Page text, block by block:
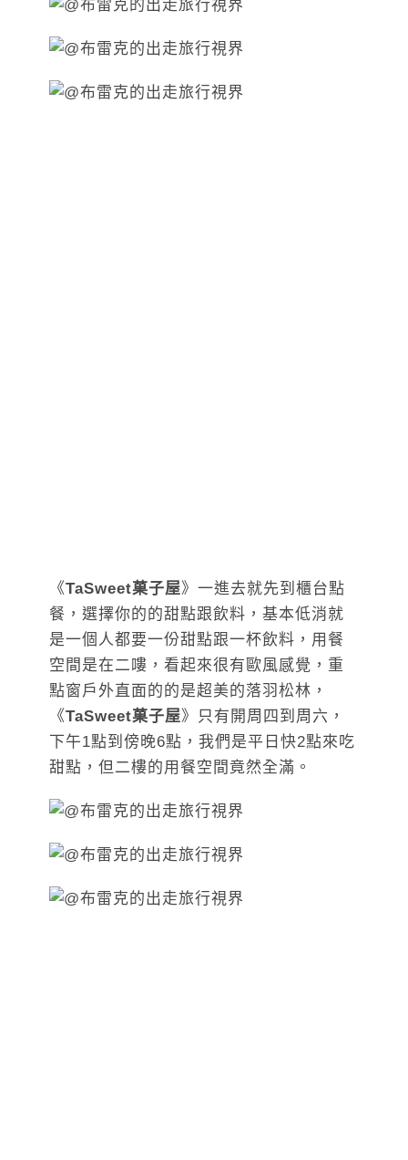
《TaSweet菓子屋》一進去就先到櫃台點
餐，選擇你的的甜點跟飲料，基本低消就
是一個人都要一份甜點跟一杯飲料，用餐
空間是在二嘍，看起來很有歐風感覺，重
點窗戶外直面的的是超美的落羽松林，
《TaSweet菓子屋》只有開周四到周六，
下午1點到傍晚6點，我們是平日快2點來吃
甜點，但二樓的用餐空間竟然全滿。